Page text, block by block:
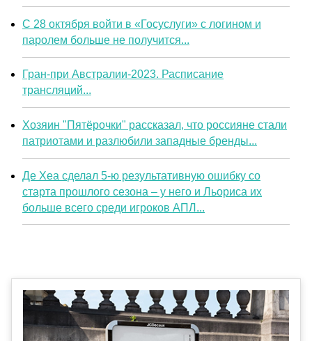
С 28 октября войти в «Госуслуги» с логином и
паролем больше не получится...
Гран-при Австралии-2023. Расписание
трансляций...
Хозяин "Пятёрочки" рассказал, что россияне стали
патриотами и разлюбили западные бренды...
Де Хеа сделал 5-ю результативную ошибку со
старта прошлого сезона – у него и Льориса их
больше всего среди игроков АПЛ...